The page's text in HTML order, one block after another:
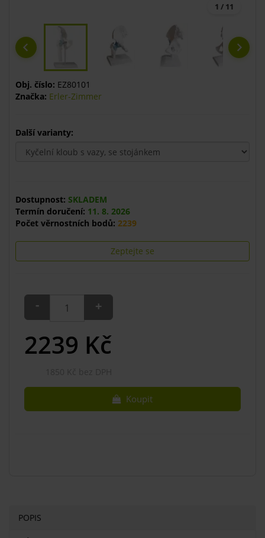
1 / 11
Obj. číslo: EZ80101
Značka: Erler-Zimmer
Další varianty:
Dostupnost: SKLADEM
Termín doručení: 11. 8. 2026
Počet věrnostních bodů: 2239
Zeptejte se
- +
2239 Kč
Koupit
POPIS